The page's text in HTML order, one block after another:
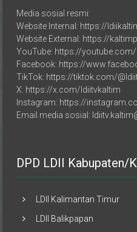
Media sosial resmi:
Website Internal: https://
Website External: https://
YouTube: https://
Facebook: https://
TikTok: https://tiktok.com/
X: https://x.com/ldiitvkaltim
Instagram: https://
Email media sosial:
DPD LDII Kabupaten/
LDII Kalimantan Timur
LDII Balikpapan